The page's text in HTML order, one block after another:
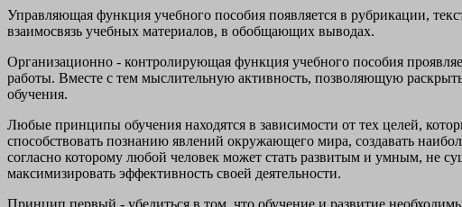
Управляющая функция учебного пособия появляется в рубрикации,
взаимосвязь учебных материалов, в обобщающих выводах.
Организационно - контролирующая функция учебного пособия
работы. Вместе с тем мыслительную активность, позволяющую
обучения.
Любые принципы обучения находятся в зависимости от тех целей,
способствовать познанию явлений окружающего мира, создавать
согласно которому любой человек может стать развитым и умным, не
максимизировать эффективность своей деятельности.
Принцип первый - убедиться в том, что обучение и развитие